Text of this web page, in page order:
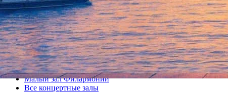
Дэвид Лэнг «Страсти по
27 декабря 2012, четверг,19.00
Версия для печати
Все спектакли
Малый зал Филармонии
Все концертные залы